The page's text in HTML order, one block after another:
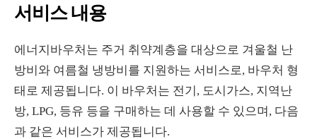
서비스 내용
에너지바우처는 주거 취약계층을 대상으로 겨울철 난
방비와 여름철 냉방비를 지원하는 서비스로, 바우처 형
태로 제공됩니다. 이 바우처는 전기, 도시가스, 지역난
방, LPG, 등유 등을 구매하는 데 사용할 수 있으며, 다음
과 같은 서비스가 제공됩니다.